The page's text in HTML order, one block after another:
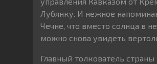
Лубянку. И нежное
Чечне, что вместо солнца в
можно снова увидеть
Главный толкователь страны